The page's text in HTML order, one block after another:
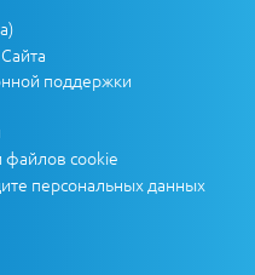
поддержки
cookie
персональных данных